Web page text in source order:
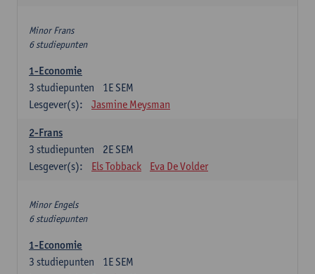
Minor Frans
6 studiepunten
1-Economie
1E SEM
3 studiepunten
Lesgever(s):
Jasmine Meysman
2-Frans
2E SEM
3 studiepunten
Lesgever(s):
Els Tobback Eva De Volder
Minor Engels
6 studiepunten
1-Economie
1E SEM
3 studiepunten